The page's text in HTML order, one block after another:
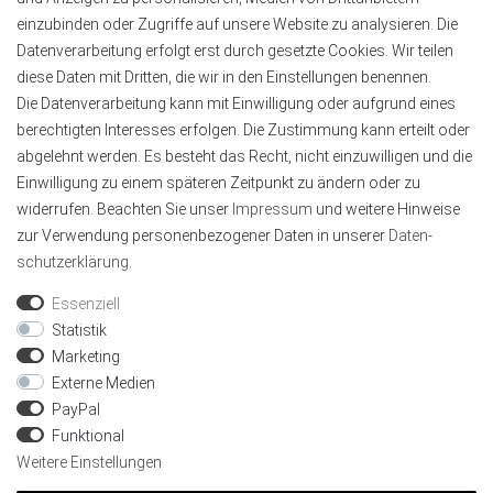
einzubinden oder Zugriffe auf unsere Website zu analysieren. Die
Datenverarbeitung erfolgt erst durch gesetzte Cookies. Wir teilen
diese Daten mit Dritten, die wir in den Einstellungen benennen.
Die Datenverarbeitung kann mit Einwilligung oder aufgrund eines
berechtigten Interesses erfolgen. Die Zustimmung kann erteilt oder
abgelehnt werden. Es besteht das Recht, nicht einzuwilligen und die
Einwilligung zu einem späteren Zeitpunkt zu ändern oder zu
widerrufen. Beachten Sie unser Impressum und weitere Hinweise
zur Verwendung personenbezogener Daten in unserer Daten­
schutz­erklärung
Essenziell
Statistik
Marketing
Externe Medien
PayPal
Funktional
Weitere Einstellungen
Tel.:+49 4151 8381003
E-Mail: info@alu-profile-led.de
WhatsApp:+49 4151 8381003
Zahlung und Lieferung
Geprüft von Trustami